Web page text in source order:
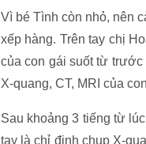
Vì bé Tình còn nhỏ, nên
xếp hàng. Trên tay chị
của con gái suốt từ trước
X-quang, CT, MRI của
Sau khoảng 3 tiếng từ
tay là chỉ định chụp X-